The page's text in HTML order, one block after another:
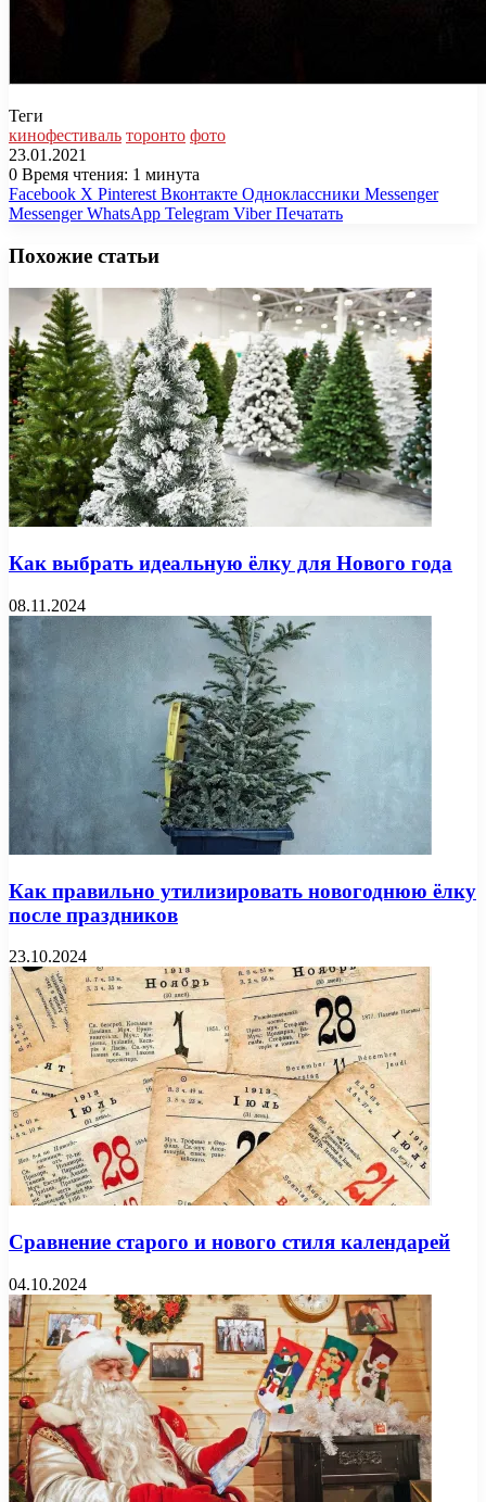
Теги
кинофестиваль торонто фото
23.01.2021
0 Время чтения: 1 минута
Facebook X Pinterest Вконтакте Одноклассники Messenger
Messenger WhatsApp Telegram Viber Печатать
Похожие статьи
Как выбрать идеальную ёлку для Нового года
08.11.2024
Как правильно утилизировать новогоднюю ёлку
после праздников
23.10.2024
Сравнение старого и нового стиля календарей
04.10.2024